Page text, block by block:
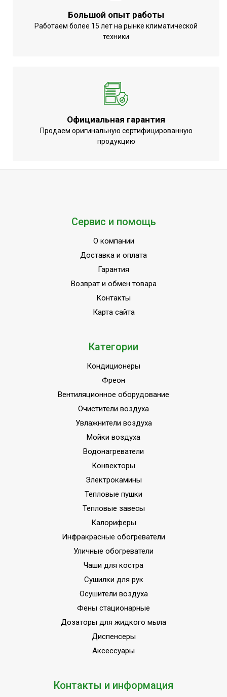
Большой опыт работы
Работаем более 15 лет на рынке климатической
техники
Официальная гарантия
Продаем оригинальную сертифицированную
продукцию
Сервис и помощь
О компании
Доставка и оплата
Гарантия
Возврат и обмен товара
Контакты
Карта сайта
Категории
Кондиционеры
Фреон
Вентиляционное оборудование
Очистители воздуха
Увлажнители воздуха
Мойки воздуха
Водонагреватели
Конвекторы
Электрокамины
Тепловые пушки
Тепловые завесы
Калориферы
Инфракрасные обогреватели
Уличные обогреватели
Чаши для костра
Сушилки для рук
Осушители воздуха
Фены стационарные
Дозаторы для жидкого мыла
Диспенсеры
Аксессуары
Контакты и информация